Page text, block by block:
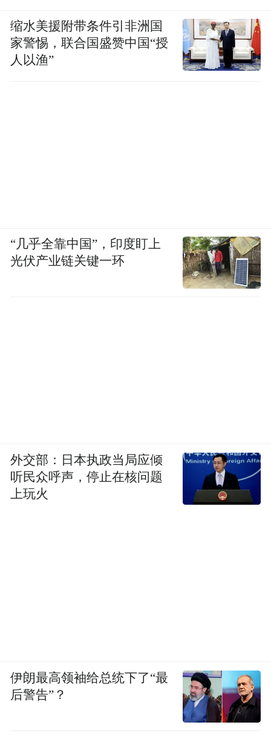
缩水美援附带条件引非洲国
家警惕，联合国盛赞中国“授
人以渔”
“几乎全靠中国”，印度盯上
光伏产业链关键一环
外交部：日本执政当局应倾
听民众呼声，停止在核问题
上玩火
伊朗最高领袖给总统下了“最
后警告”？